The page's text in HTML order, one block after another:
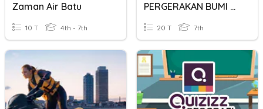
Zaman Air Batu
10 T 4th - 7th
PERGERAKAN BUMI DAN BULAN
20 T 7th